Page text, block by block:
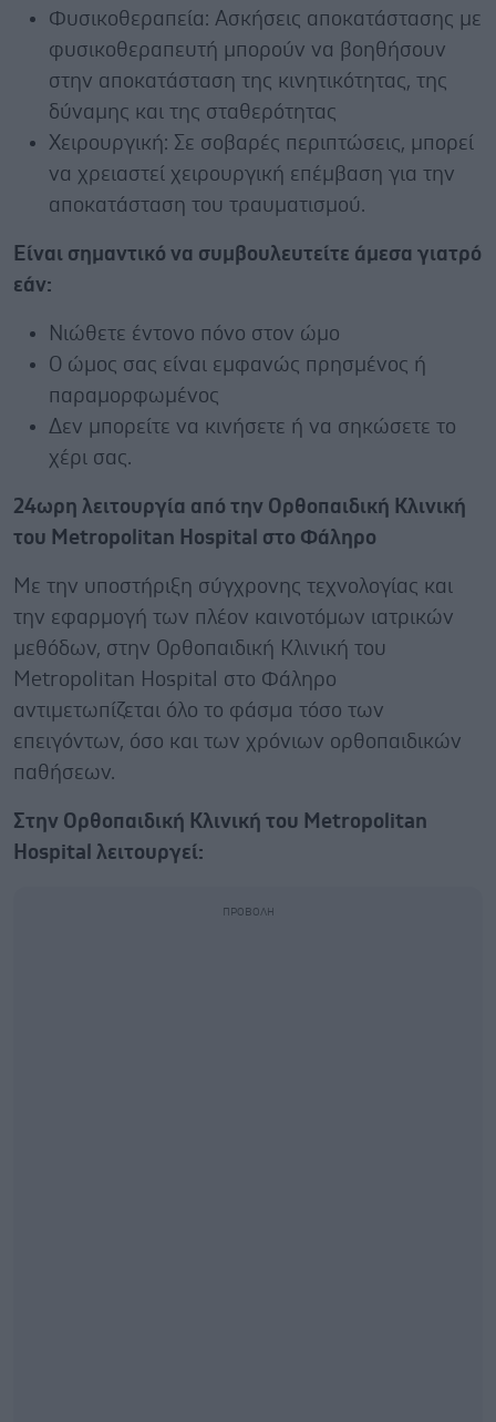
Φυσικοθεραπεία: Ασκήσεις αποκατάστασης με
φυσικοθεραπευτή μπορούν να βοηθήσουν
στην αποκατάσταση της κινητικότητας, της
δύναμης και της σταθερότητας
Χειρουργική: Σε σοβαρές περιπτώσεις, μπορεί
να χρειαστεί χειρουργική επέμβαση για την
αποκατάσταση του τραυματισμού.
Είναι σημαντικό να συμβουλευτείτε άμεσα γιατρό
εάν:
Νιώθετε έντονο πόνο στον ώμο
Ο ώμος σας είναι εμφανώς πρησμένος ή
παραμορφωμένος
Δεν μπορείτε να κινήσετε ή να σηκώσετε το
χέρι σας.
24ωρη λειτουργία από την Ορθοπαιδική Κλινική
του Metropolitan Hospital στο Φάληρο
Με την υποστήριξη σύγχρονης τεχνολογίας και
την εφαρμογή των πλέον καινοτόμων ιατρικών
μεθόδων, στην Ορθοπαιδική Κλινική του
Metropolitan Hospital στο Φάληρο
αντιμετωπίζεται όλο το φάσμα τόσο των
επειγόντων, όσο και των χρόνιων ορθοπαιδικών
παθήσεων.
Στην Ορθοπαιδική Κλινική του Metropolitan
Hospital λειτουργεί: